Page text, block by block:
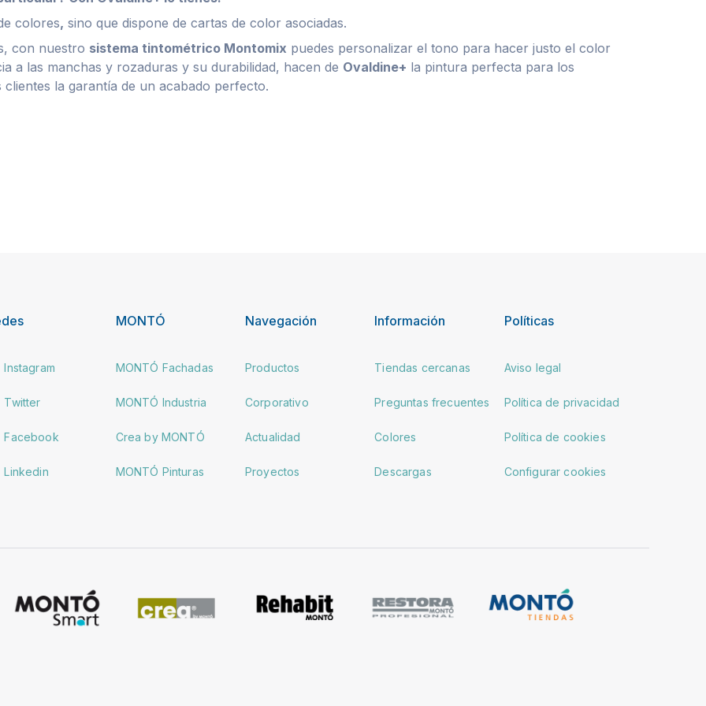
colores, sino que dispone de cartas de color asociadas.
con nuestro sistema tintométrico Montomix puedes personalizar el tono para hacer justo el color
a las manchas y rozaduras y su durabilidad, hacen de Ovaldine+ la pintura perfecta para los
la garantía de un acabado perfecto.
Instagram
Twitter
Facebook
Linkedin
MONTÓ
MONTÓ Fachadas
MONTÓ Industria
Crea by MONTÓ
MONTÓ Pinturas
Navegación
Productos
Corporativo
Actualidad
Proyectos
Información
Tiendas cercanas
Preguntas frecuentes
Colores
Descargas
Políticas
Aviso legal
Política de privacidad
Política de cookies
Configurar cookies